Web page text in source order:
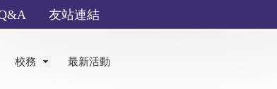
友站連結
校務 最新活動